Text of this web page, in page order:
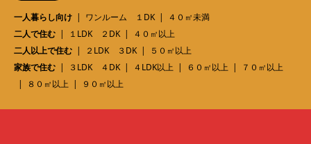
一人暮らし向け
ワンルーム １DK
４０㎡未満
二人で住む
１LDK ２DK
４０㎡以上
二人以上で住む
２LDK ３DK
５０㎡以上
家族で住む
３LDK ４DK ４LDK以上 ６０㎡以上
７０㎡以上
８０㎡以上
９０㎡以上